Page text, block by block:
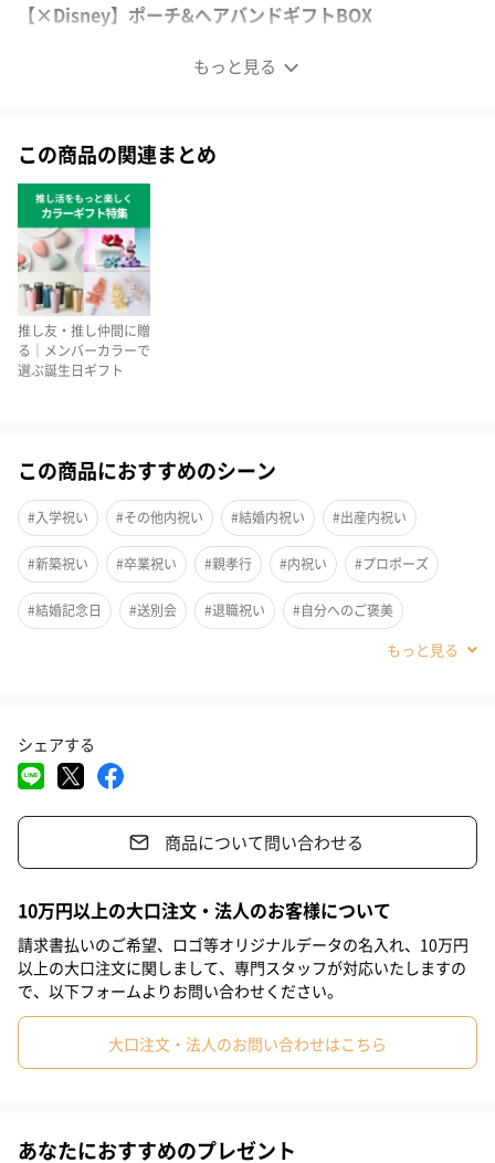
もっと見る
【×Disney】ポーチ&ヘアバンドギフトBOX
お家時間が楽しくなるシリーズ
カラフルでポップなPVCポーチ＆ヘアバンドのセット。
お家での使用だけでなく、旅行やお泊まりでも活躍するアイテム
ポーチは小物入れとして使うこともできます！
専用のギフトボックス付きで、プレゼントにもぴったり！
カラバリが豊富なので、自宅用はもちろん、お友達とお揃いで持
カラー
PI ピンク
この商品の関連まとめ
推し友・推し仲間に贈
る｜メンバーカラーで
選ぶ誕生日ギフト
この商品におすすめのシーン
#入学祝い #その他内祝い #結婚内祝い #出産内祝い
#新築祝い #卒業祝い #親孝行 #内祝い #プロポーズ
#結婚記念日 #送別会 #退職祝い #自分へのご褒美
#パーティー
#出産祝い
#義母 #部下女性 #姪 #娘
#女性 #女友達 #10代 #20代前半 #20代後半 #30代
#40代 #50代 #60代 #70代 #80代 #90代
シェアする
商品について問い合わせる
10万円以上の大口注文・法人のお客様について
請求書払いのご希望、ロゴ等オリジナルデータの名入れ、10万円
以上の大口注文に関しまして、専門スタッフが対応いたしますの
で、以下フォームよりお問い合わせください。
大口注文・法人のお問い合わせはこちら
あなたにおすすめのプレゼント